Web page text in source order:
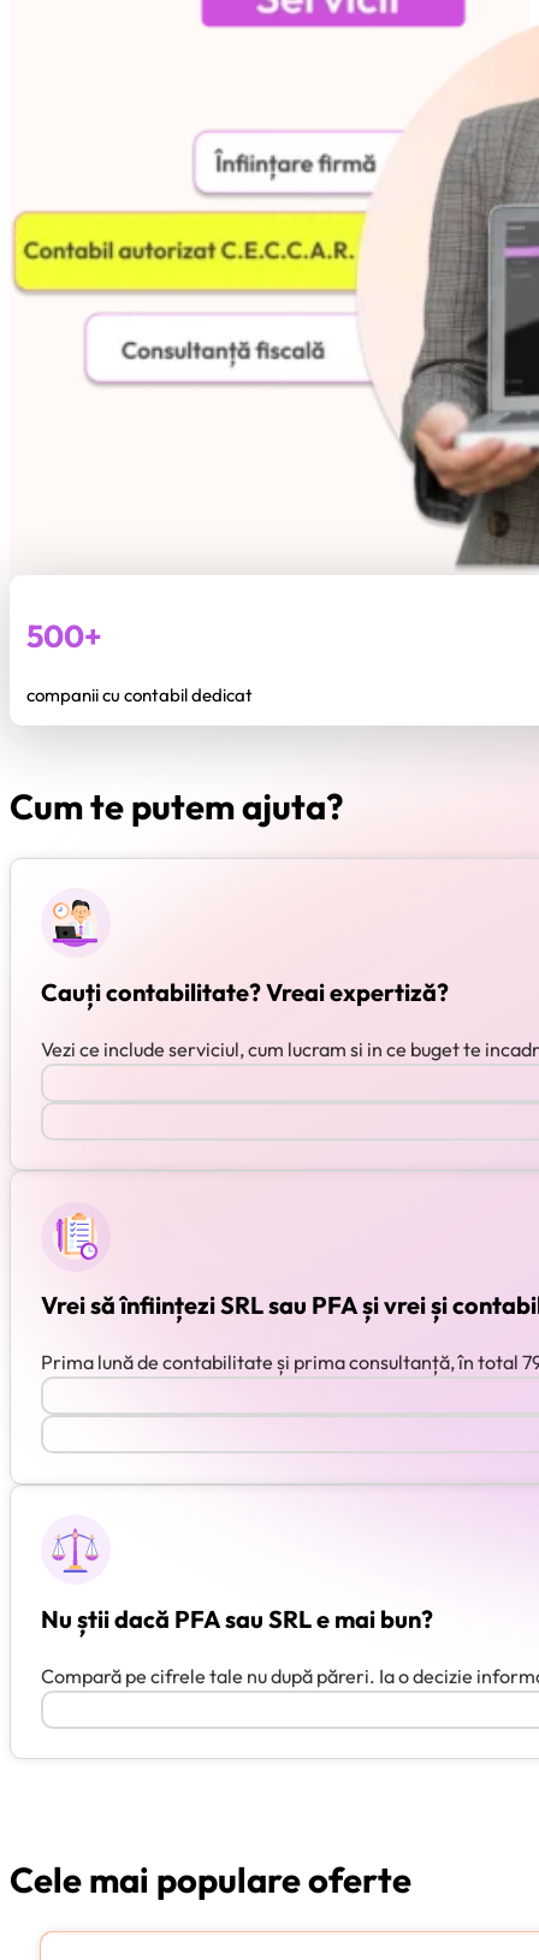
500+
companii cu contabil dedicat
Cum te putem ajuta?
Cauți contabilitate? Vreai expertiză?
Vezi ce include serviciul, cum lucram si in ce buget te
Vrei să înființezi SRL sau PFA și vrei și
Prima lună de contabilitate și prima consultanță, în total
Nu știi dacă PFA sau SRL e mai bun?
Compară pe cifrele tale nu după păreri. Ia o decizie
Cele mai populare oferte